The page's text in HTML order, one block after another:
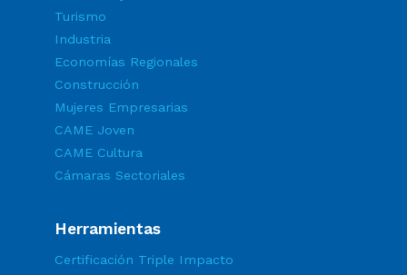
Turismo
Industria
Economías Regionales
Construcción
Mujeres Empresarias
CAME Joven
CAME Cultura
Cámaras Sectoriales
Herramientas
Certificación Triple Impacto